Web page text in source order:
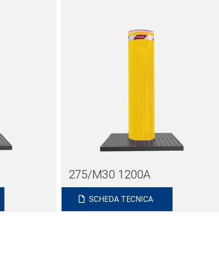
275/M30 1200A
SCHEDA TECNICA